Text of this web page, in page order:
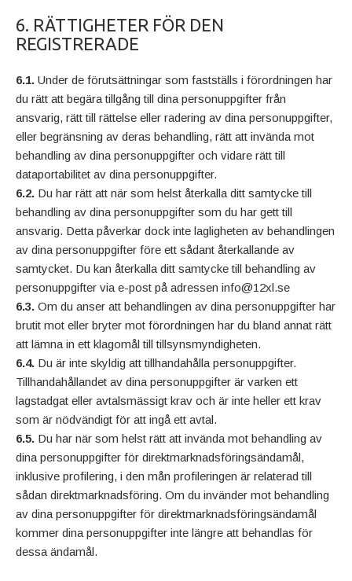
6. RÄTTIGHETER FÖR DEN
REGISTRERADE
6.1.Under de förutsättningar som fastställs i förordningen har
du rätt att begära tillgång till dina personuppgifter från
ansvarig, rätt till rättelse eller radering av dina personuppgifter,
eller begränsning av deras behandling, rätt att invända mot
behandling av dina personuppgifter och vidare rätt till
dataportabilitet av dina personuppgifter.
6.2. Du har rätt att när som helst återkalla ditt samtycke till
behandling av dina personuppgifter som du har gett till
ansvarig. Detta påverkar dock inte lagligheten av behandlingen
av dina personuppgifter före ett sådant återkallande av
samtycket. Du kan återkalla ditt samtycke till behandling av
personuppgifter via e-post på adressen info@12xl.se
6.3.Om du anser att behandlingen av dina personuppgifter har
brutit mot eller bryter mot förordningen har du bland annat rätt
att lämna in ett klagomål till tillsynsmyndigheten.
6.4. Du är inte skyldig att tillhandahålla personuppgifter.
Tillhandahållandet av dina personuppgifter är varken ett
lagstadgat eller avtalsmässigt krav och är inte heller ett krav
som är nödvändigt för att ingå ett avtal.
6.5. Du har när som helst rätt att invända mot behandling av
dina personuppgifter för direktmarknadsföringsändamål,
inklusive profilering, i den mån profileringen är relaterad till
sådan direktmarknadsföring. Om du invänder mot behandling
av dina personuppgifter för direktmarknadsföringsändamål
kommer dina personuppgifter inte längre att behandlas för
dessa ändamål.